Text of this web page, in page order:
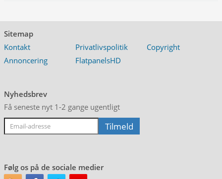
Sitemap
Kontakt
Privatlivspolitik
Copyright
Annoncering
FlatpanelsHD
Nyhedsbrev
Få seneste nyt 1-2 gange ugentligt
Følg os på de sociale medier